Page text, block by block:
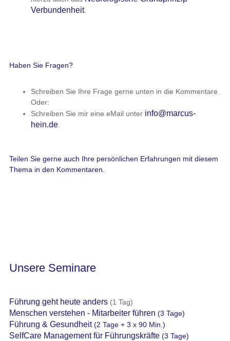
Verbundenheit.
Haben Sie Fragen?
Schreiben Sie Ihre Frage gerne unten in die Kommentare.
Oder:
Schreiben Sie mir eine eMail unter info@marcus-
hein.de.
Teilen Sie gerne auch Ihre persönlichen Erfahrungen mit diesem
Thema in den Kommentaren.
Unsere Seminare
Führung geht heute anders(1 Tag)
Menschen verstehen - Mitarbeiter führen (3 Tage)
Führung & Gesundheit(2 Tage + 3 x 90 Min.)
SelfCare Management für Führungskräfte(3 Tage)